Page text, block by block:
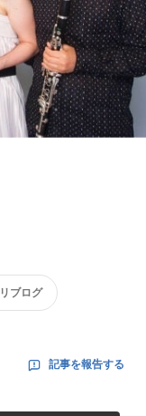
リブログ
記事を報告する